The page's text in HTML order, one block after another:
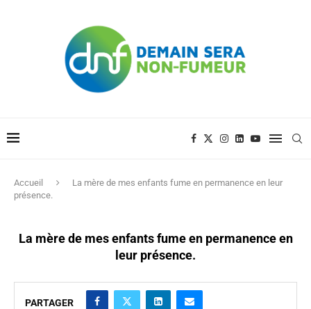
Accueil
La mère de mes enfants fume en permanence en leur
présence.
La mère de mes enfants fume en permanence en
leur présence.
PARTAGER